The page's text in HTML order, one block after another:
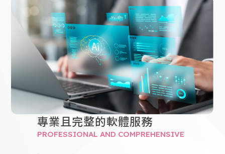
專業且完整的軟體服務
PROFESSIONAL AND COMPREHENSIVE